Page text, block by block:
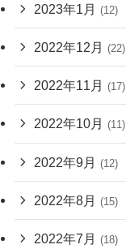
2023年1月 (12)
2022年12月 (22)
2022年11月 (17)
2022年10月 (11)
2022年9月 (12)
2022年8月 (15)
2022年7月 (18)